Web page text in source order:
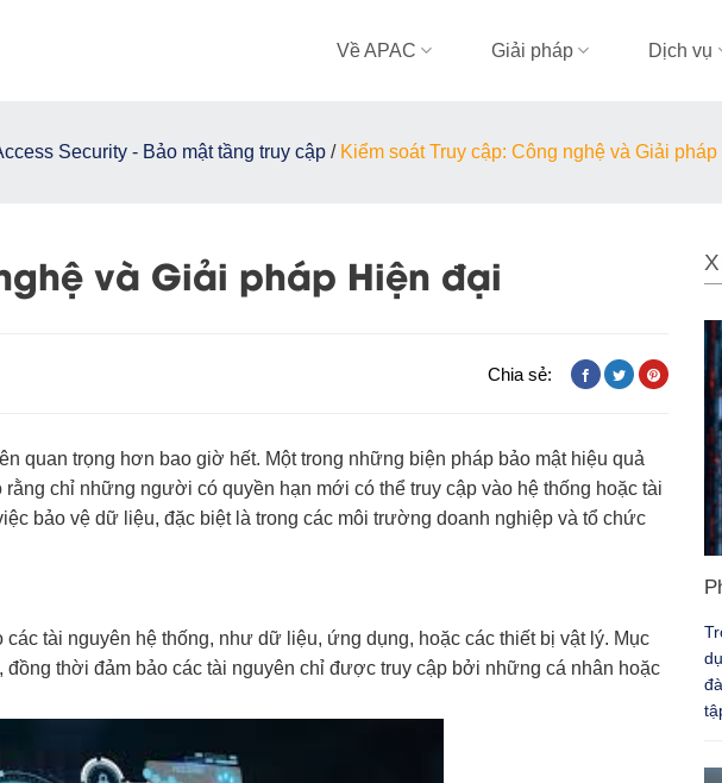
Về APAC Giải pháp Dịch vụ
Security - Bảo mật tầng truy cập / Kiểm soát Truy cập: Công nghệ và Giải
và Giải pháp Hiện đại
Chia sẻ:
quan trọng hơn bao giờ hết. Một trong những biện pháp bảo mật hiệu quả
rằng chỉ những người có quyền hạn mới có thể truy cập vào hệ thống hoặc tài
bảo vệ dữ liệu, đặc biệt là trong các môi trường doanh nghiệp và tổ chức
các tài nguyên hệ thống, như dữ liệu, ứng dụng, hoặc các thiết bị vật lý. Mục
thời đảm bảo các tài nguyên chỉ được truy cập bởi những cá nhân hoặc